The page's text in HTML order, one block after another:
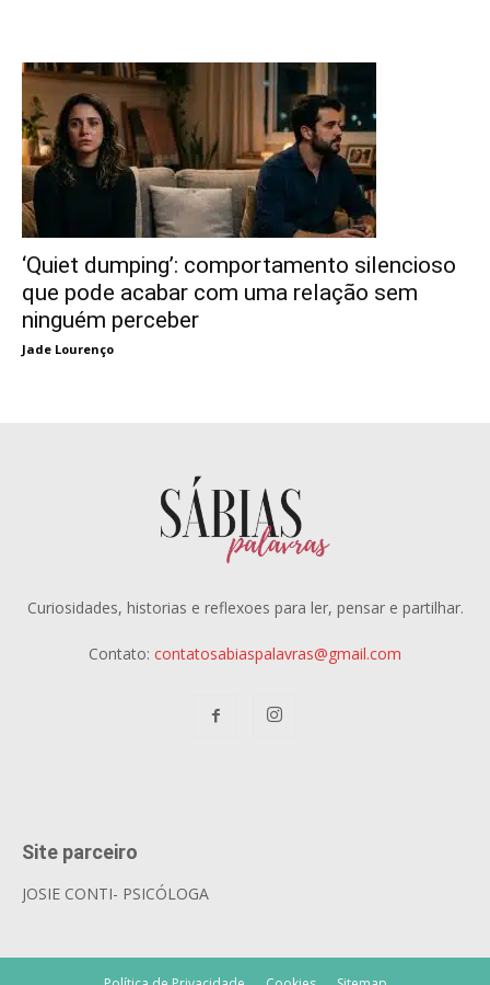
‘Quiet dumping’: comportamento silencioso
que pode acabar com uma relação sem
ninguém perceber
Jade Lourenço
Curiosidades, historias e reflexoes para ler, pensar e partilhar.
Contato: contatosabiaspalavras@gmail.com
Site parceiro
JOSIE CONTI- PSICÓLOGA